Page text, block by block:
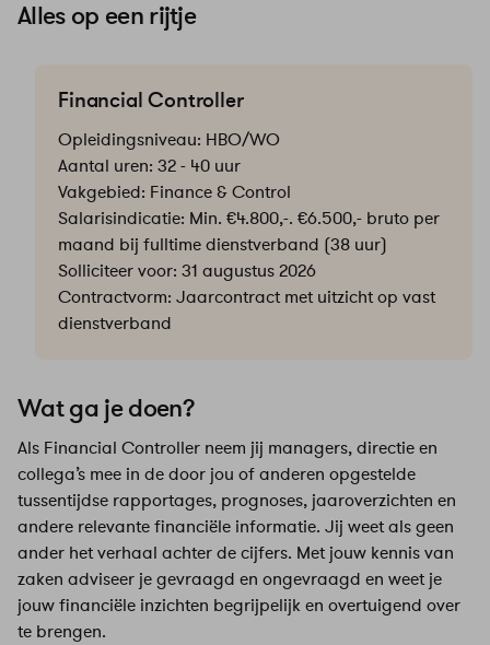
Alles op een rijtje
Financial Controller
Opleidingsniveau: HBO/WO
Aantal uren: 32 - 40 uur
Vakgebied: Finance & Control
Salarisindicatie: Min. €4.800,-. €6.500,- bruto per
maand bij fulltime dienstverband (38 uur)
Solliciteer voor: 31 augustus 2026
Contractvorm: Jaarcontract met uitzicht op vast
dienstverband
Wat ga je doen?
Als Financial Controller neem jij managers, directie en
collega’s mee in de door jou of anderen opgestelde
tussentijdse rapportages, prognoses, jaaroverzichten en
andere relevante financiële informatie. Jij weet als geen
ander het verhaal achter de cijfers. Met jouw kennis van
zaken adviseer je gevraagd en ongevraagd en weet je
jouw financiële inzichten begrijpelijk en overtuigend over
te brengen.